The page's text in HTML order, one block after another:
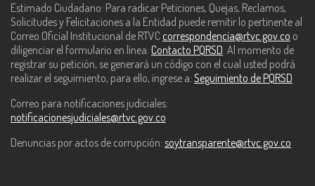
Estimado Ciudadano: Para radicar Peticiones, Quejas, Reclamos,
Solicitudes y Felicitaciones a la Entidad puede remitir lo pertinente al
Correo Oficial Institucional de RTVC correspondencia@rtvc.gov.co o
diligenciar el formulario en línea: Contacto PQRSD. Al momento de
registrar su petición, se generará un código con el cual usted podrá
realizar el seguimiento, para ello, ingrese a: Seguimiento de PQRSD
Correo para notificaciones judiciales:
notificacionesjudiciales@rtvc.gov.co
Denuncias por actos de corrupción: soytransparente@rtvc.gov.co